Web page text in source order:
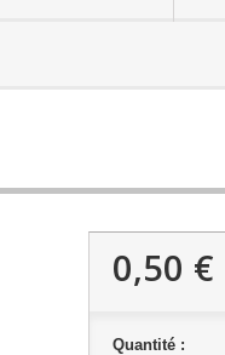
0,50 €
Quantité :